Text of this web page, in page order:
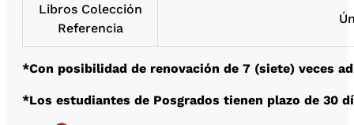
Libros Colección
Referencia
*Con posibilidad de renovación de 7 (siete) veces
*Los estudiantes de Posgrados tienen plazo de 30